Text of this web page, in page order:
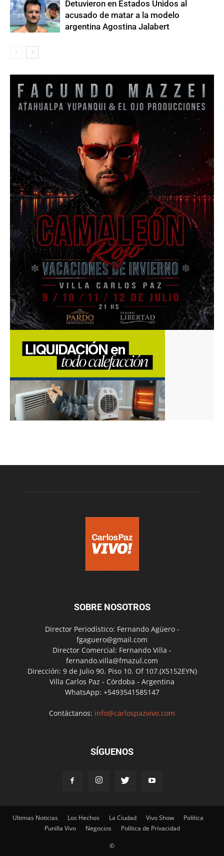
Detuvieron en Estados Unidos al
acusado de matar a la modelo
argentina Agostina Jalabert
SOBRE NOSOTROS
Director Periodístico: Fernando Agüero -
fgaguero@gmail.com
Director Comercial: Fernando Villa -
fernando.villa@fmazul.com
Dirección: 9 de Julio 90. Piso 10. Of 107.(X5152EYN)
Villa Carlos Paz - Córdoba - Argentina
WhatsApp: +5493541585147
Contáctanos: info@carlospazvivo.com
SÍGUENOS
Ultimas Noticias Los Hechos La Ciudad Vivo Show
Política
Punilla Vivo
Negocios Política de Privacidad
©